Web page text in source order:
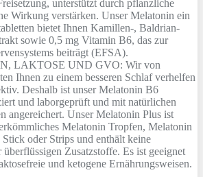
unterstützt durch pflanzliche
Wirkung verstärken. Unser Melatonin ein
bietet Ihnen Kamillen-, Baldrian-
sowie 0,5 mg Vitamin B6, das zur
beiträgt (EFSA).
LAKTOSE UND GVO: Wir von
Ihnen zu einem besseren Schlaf verhelfen
Deshalb ist unser Melatonin B6
und laborgeprüft und mit natürlichen
angereichert. Unser Melatonin Plus ist
Melatonin Tropfen, Melatonin
oder Strips und enthält keine
überflüssigen Zusatzstoffe. Es ist geeignet
und ketogene Ernährungsweisen.